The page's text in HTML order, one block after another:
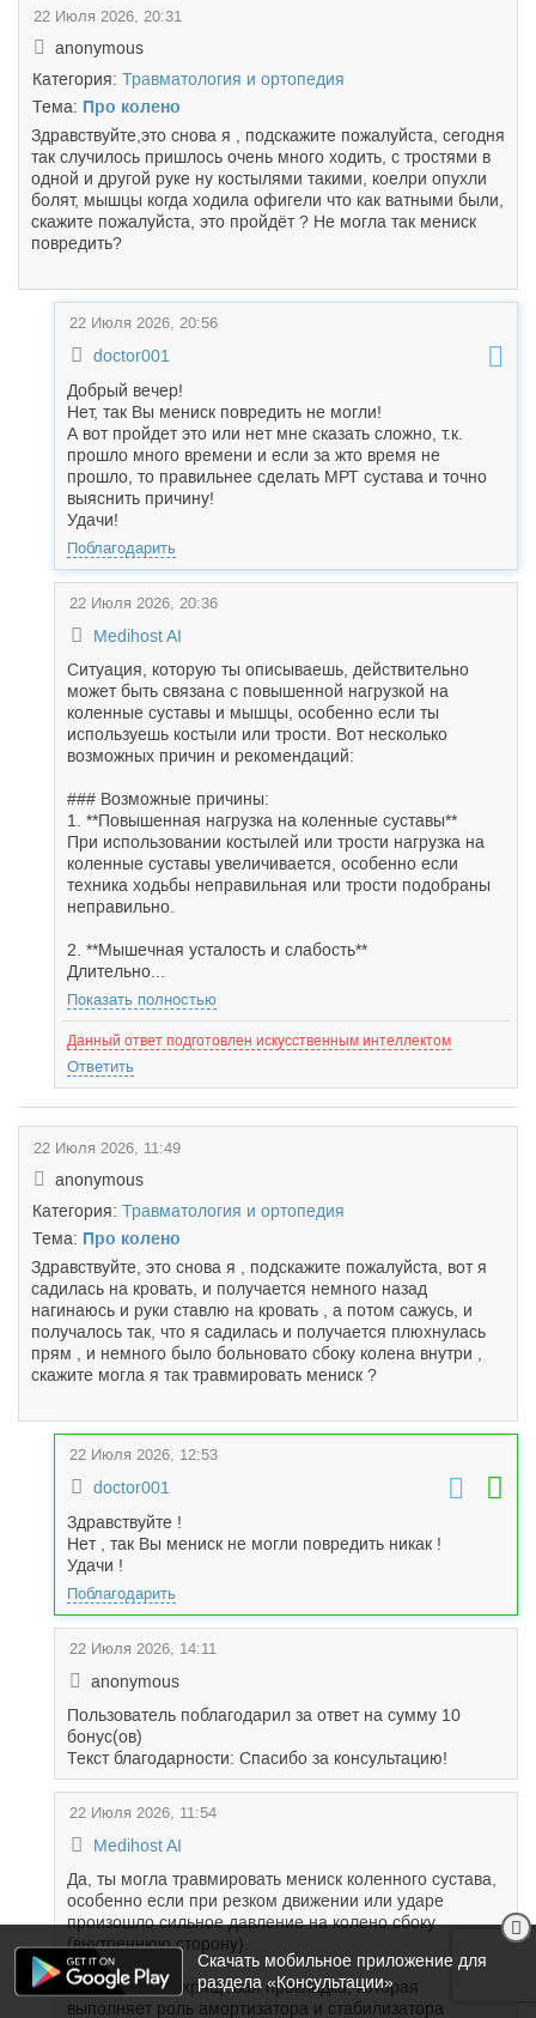
22 Июля 2026, 20:31
anonymous
Категория: Травматология и ортопедия
Тема: Про колено
Здравствуйте,это снова я , подскажите пожалуйста, сегодня
так случилось пришлось очень много ходить, с тростями в
одной и другой руке ну костылями такими, коелри опухли
болят, мышцы когда ходила офигели что как ватными были,
скажите пожалуйста, это пройдёт ? Не могла так мениск
повредить?
22 Июля 2026, 20:56
doctor001
Добрый вечер!
Нет, так Вы мениск повредить не могли!
А вот пройдет это или нет мне сказать сложно, т.к.
прошло много времени и если за жто время не
прошло, то правильнее сделать МРТ сустава и точно
выяснить причину!
Удачи!
Поблагодарить
22 Июля 2026, 20:36
Medihost AI
Ситуация, которую ты описываешь, действительно
может быть связана с повышенной нагрузкой на
коленные суставы и мышцы, особенно если ты
используешь костыли или трости. Вот несколько
возможных причин и рекомендаций:
### Возможные причины:
1. **Повышенная нагрузка на коленные суставы**
При использовании костылей или трости нагрузка на
коленные суставы увеличивается, особенно если
техника ходьбы неправильная или трости подобраны
неправильно.
2. **Мышечная усталость и слабость**
Длительно...
Показать полностью
Данный ответ подготовлен искусственным интеллектом
Ответить
22 Июля 2026, 11:49
anonymous
Категория: Травматология и ортопедия
Тема: Про колено
Здравствуйте, это снова я , подскажите пожалуйста, вот я
садилась на кровать, и получается немного назад
нагинаюсь и руки ставлю на кровать , а потом сажусь, и
получалось так, что я садилась и получается плюхнулась
прям , и немного было больновато сбоку колена внутри ,
скажите могла я так травмировать мениск ?
22 Июля 2026, 12:53
doctor001
Здравствуйте !
Нет , так Вы мениск не могли повредить никак !
Удачи !
Поблагодарить
22 Июля 2026, 14:11
anonymous
Пользователь поблагодарил за ответ на сумму 10
бонус(ов)
Текст благодарности: Спасибо за консультацию!
22 Июля 2026, 11:54
Medihost AI
Да, ты могла травмировать мениск коленного сустава,
особенно если при резком движении или ударе
произошло сильное давление на колено сбоку
(внутреннюю сторону).
Мениск — это хрящевая прокладка, которая
выполняет роль амортизатора и стабилизатора
Скачать мобильное приложение для
раздела «Консультации»